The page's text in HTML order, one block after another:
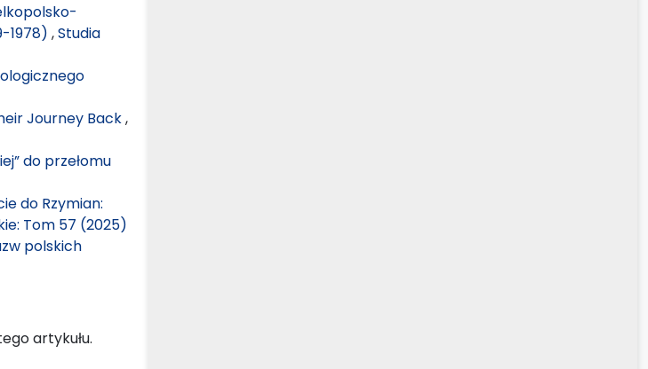
1978) ,Studia
Journey Back,
do przełomu
do Rzymian:
Tom 57 (2025)
polskich
artykułu.